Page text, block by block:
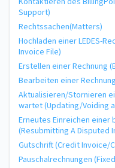
Support)
Rechtssachen(Matters)
Hochladen einer LEDES-
Invoice File)
Erstellen einer Rechnung
Bearbeiten einer
Aktualisieren/Stornieren
wartet (Updating/Voiding
Erneutes Einreichen einer
(Resubmitting A Disputed
Gutschrift (Credit Invoice/
Pauschalrechnungen